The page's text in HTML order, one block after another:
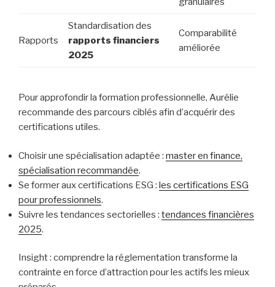
Rapports
Standardisation des
rapports financiers
2025
Comparabilité
améliorée
Pour approfondir la formation professionnelle, Aurélie
recommande des parcours ciblés afin d’acquérir des
certifications utiles.
Choisir une spécialisation adaptée : master en finance,
spécialisation recommandée.
Se former aux certifications ESG : les certifications ESG
pour professionnels.
Suivre les tendances sectorielles : tendances financières
2025.
Insight : comprendre la réglementation transforme la
contrainte en force d’attraction pour les actifs les mieux